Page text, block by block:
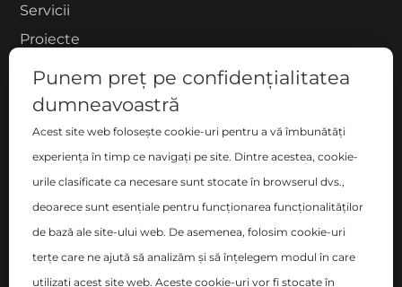
Servicii
Proiecte
Despre noi
Blog
Contact
COMPANIE
S.C. ZEN DECO HOME S.R.L.
București, Sector 2 , Blvd-ul Basarabia nr. 200, bl. B,
sc. C, et. 6, ap. 106
Punem preț pe confidențialitatea
dumneavoastră
Acest site web folosește cookie-uri pentru a vă îmbunătăți
experiența în timp ce navigați pe site. Dintre acestea, cookie-
urile clasificate ca necesare sunt stocate în browserul dvs.,
deoarece sunt esențiale pentru funcționarea funcționalităților
de bază ale site-ului web. De asemenea, folosim cookie-uri
terțe care ne ajută să analizăm și să înțelegem modul în care
utilizați acest site web. Aceste cookie-uri vor fi stocate în